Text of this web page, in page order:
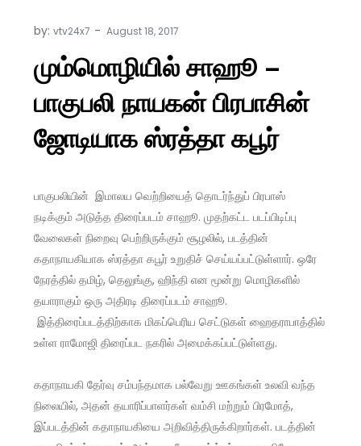
by:vtv24x7
மும்மொழியில் சாஹூ –
பாகுபலி நாயகன் பிரபாசின்
ஜோடியாக ஸ்ரத்தா கபூர்
பாகுபலியின் இமாலய வெற்றியைத் தொடர்ந்துப் பிரபாஸ்
நடிக்கும் அடுத்த திரைப்படம் சாஹூ. முதற்கட்ட படப்பிடிப்பு
வேலைகள் நிறைவு பெற்றிருக்கும் சூழலில், படத்தின்
கதாநாயகியாக ஸ்ரத்தா கபூர் உறுதிச் செய்யப்பட்டுள்ளார். ஒரே
நேரத்தில் தமிழ், தெலுங்கு, ஹிந்தி என மூன்று மொழிகளில்
தயாராகும் ஒரு அதிரடி திரைப்படம் சாஹூ.
இத்திரைப்படத்திற்காக மிகப்பெரிய செட்டுகள் ஹைதராபாத்தில்
உள்ள ராமோஜி திரைப்பட நகரில் அமைக்கப்பட்டுள்ளது.
கதாநாயகி தேர்வு சம்பந்தமாக பல்வேறு ஊகங்கள் உலவி வந்த
நிலையில், அதன் தயாரிப்பாளர்கள் வம்சி மற்றும் பிரமோத்,
இப்படத்தின் கதாநாயகியை அறிவித்திருக்கிறார்கள். படத்தின்